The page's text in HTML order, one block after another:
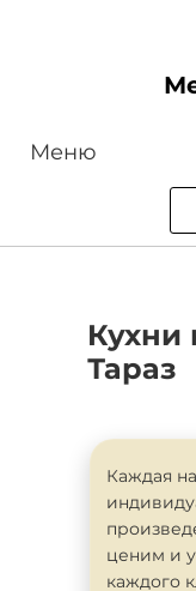
Меню
Кухни
Тараз
Каждая
ценим и
каждого